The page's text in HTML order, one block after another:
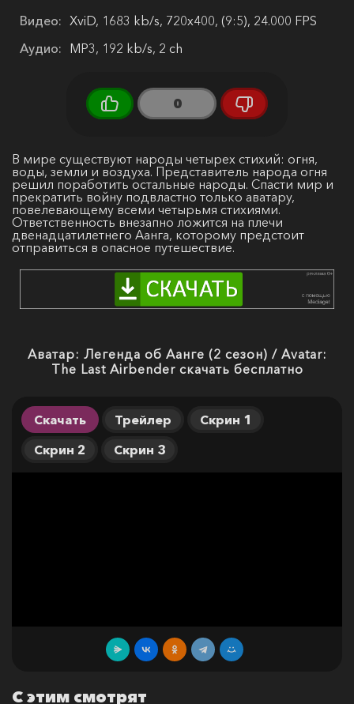
Видео: XviD, 1683 kb/s, 720x400, (9:5), 24.000 FPS
Аудио: MP3, 192 kb/s, 2 ch
0
В мире существуют народы четырех стихий: огня,
воды, земли и воздуха. Представитель народа огня
решил поработить остальные народы. Спасти мир и
прекратить войну подвластно только аватару,
повелевающему всеми четырьмя стихиями.
Ответственность внезапно ложится на плечи
двенадцатилетнего Аанга, которому предстоит
отправиться в опасное путешествие.
Аватар: Легенда об Аанге (2 сезон) / Avatar:
The Last Airbender скачать бесплатно
Скачать Трейлер
Скрин 1
Скрин 2
Скрин 3
С этим смотрят